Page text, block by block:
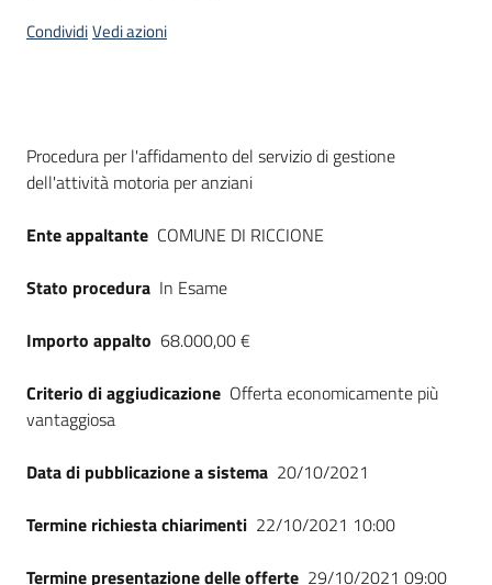
site
su
CondividiVedi azioni
Dati del bando
Procedura per l'affidamento del servizio di gestione
dell'attività motoria per anziani
Ente appaltante COMUNE DI RICCIONE
Stato procedura In Esame
Importo appalto 68.000,00 €
Criterio di aggiudicazione Offerta economicamente più
vantaggiosa
Data di pubblicazione a sistema 20/10/2021
Termine richiesta chiarimenti 22/10/2021 10:00
Termine presentazione delle offerte 29/10/2021 09:00